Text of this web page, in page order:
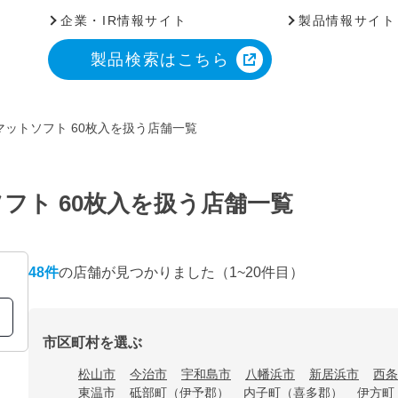
企業・IR情報サイト 製品情報サイト
製品検索はこちら
ットソフト 60枚入を扱う店舗一覧
ト 60枚入を扱う店舗一覧
48件の店舗が見つかりました （1~20件目）
市区町村を選ぶ
松山市 今治市 宇和島市 八幡浜市 新居浜市
西
東温市
砥部町（伊予郡） 内子町（喜多郡） 伊方町